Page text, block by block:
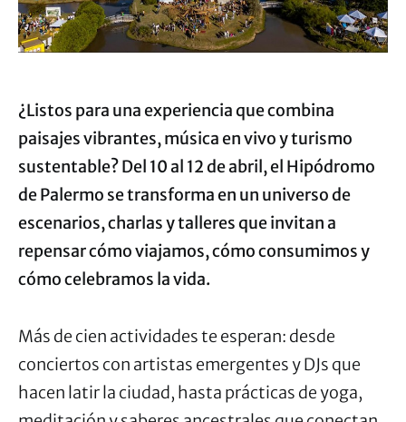
¿Listos para una experiencia que combina
paisajes vibrantes, música en vivo y turismo
sustentable? Del 10 al 12 de abril, el Hipódromo
de Palermo se transforma en un universo de
escenarios, charlas y talleres que invitan a
repensar cómo viajamos, cómo consumimos y
cómo celebramos la vida.
Más de cien actividades te esperan: desde
conciertos con artistas emergentes y DJs que
hacen latir la ciudad, hasta prácticas de yoga,